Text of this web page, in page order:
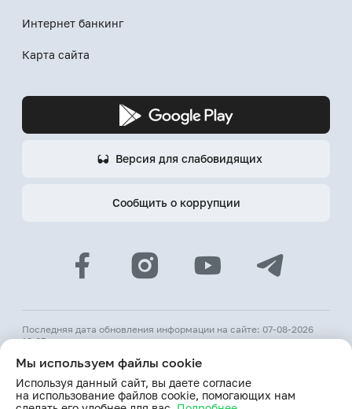
Интернет банкинг
Карта сайта
Версия для слабовидящих
Сообщить о коррупции
Последняя дата обновления информации на сайте: 07-08-2026
18:05
© 2026 АКБ «Hamkorbank»
Лицензия № 64 ЦБ РУз от 31 августа 1991 г.
При использовании материалов сайта ссылка на веб-сайт
Мы используем файлы cookie
Используя данный сайт, вы даете согласие
на использование файлов cookie, помогающих нам